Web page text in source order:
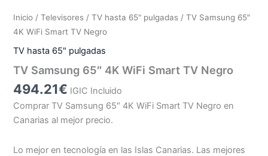
Inicio /Televisores /TV hasta 65" pulgadas / TV Samsung 65″
4K WiFi Smart TV Negro
TV hasta 65" pulgadas
TV Samsung 65″ 4K WiFi Smart TV Negro
494.21€ IGIC Incluido
Comprar TV Samsung 65″ 4K WiFi Smart TV Negro en
Canarias al mejor precio.
Lo mejor en tecnología en las Islas Canarias. Las mejores